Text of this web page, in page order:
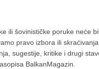
ili šovinističke poruke neće
pravo izbora ili
sugestije, kritike i drugi
BalkanMagazin.